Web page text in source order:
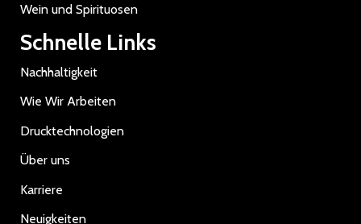
Wein und Spirituosen
Schnelle Links
Nachhaltigkeit
Wie Wir Arbeiten
Drucktechnologien
Über uns
Karriere
Neuigkeiten